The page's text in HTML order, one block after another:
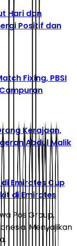
Hari dan
Positif dan
Fixing, PBSI
Kerajaan,
Abdul Malik
Emirates Cup
di Emirates
Pos Group,
Menyajikan